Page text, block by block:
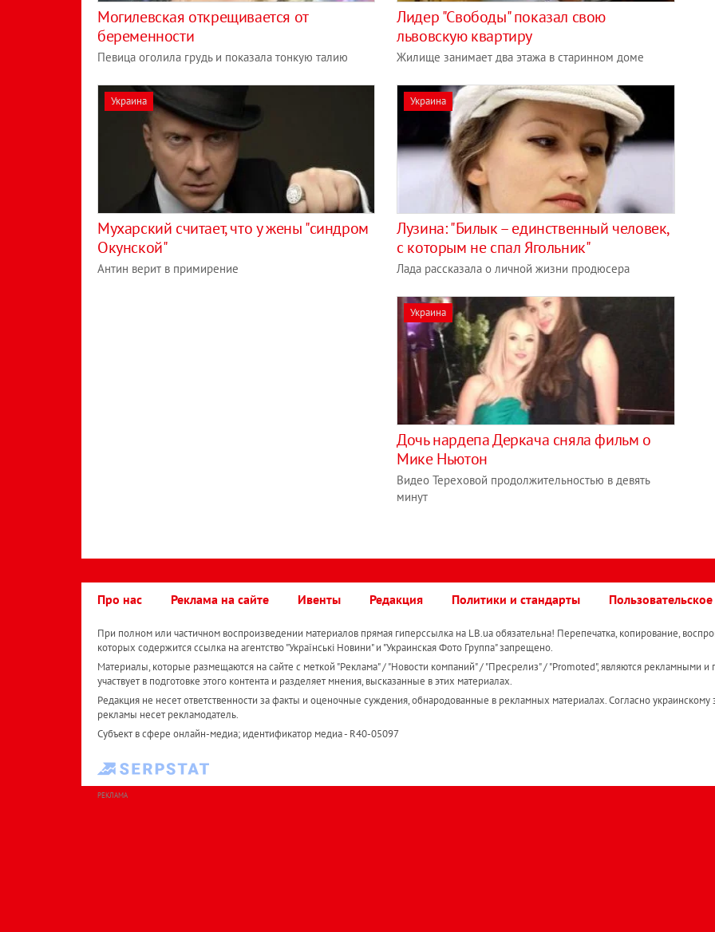
Могилевская открещивается от
беременности
Певица оголила грудь и показала тонкую талию
Лидер "Свободы" показал свою
львовскую квартиру
Жилище занимает два этажа в старинном доме
Украина
Мухарский считает, что у жены "синдром
Окунской"
Антин верит в примирение
Украина
Лузина: "Билык – единственный человек,
с которым не спал Ягольник"
Лада рассказала о личной жизни продюсера
Украина
Дочь нардепа Деркача сняла фильм о
Мике Ньютон
Видео Тереховой продолжительностью в девять
минут
Про нас Реклама на сайте Ивенты Редакция Политики и стандарты
При полном или частичном воспроизведении материалов прямая гиперссылка на LB.ua обязательна! Перепечатка, копирование,
которых содержится ссылка на агентство "Українськi Новини" и "Украинская Фото Группа" запрещено.
Материалы, которые размещаются на сайте с меткой "Реклама" / "Новости компаний" / "Пресрелиз" / "Promoted", являются рекламными и
участвует в подготовке этого контента и разделяет мнения, высказанные в этих материалах.
Редакция не несет ответственности за факты и оценочные суждения, обнародованные в рекламных материалах. Согласно украинскому
рекламы несет рекламодатель.
Субъект в сфере онлайн-медиа; идентификатор медиа - R40-05097
РЕКЛАМА